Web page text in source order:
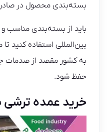
بسته‌بندی محصول در
باید از بسته‌بندی مناسب و
بین‌المللی استفاده کنید
به کشور مقصد از صدمات
حفظ شود.
خرید عمده ترشی